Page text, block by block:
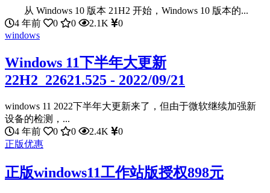
从 Windows 10 版本 21H2 开始，Windows 10 版本的...
4 年前
0 0 2.1K
0
windows
Windows 11下半年大更新
22H2_22621.525 - 2022/09/21
windows 11 2022下半年大更新来了，但由于微软继续加强新
设备的检测，...
4 年前
0 0 2.4K
0
正版优惠
正版windows11工作站版授权898元